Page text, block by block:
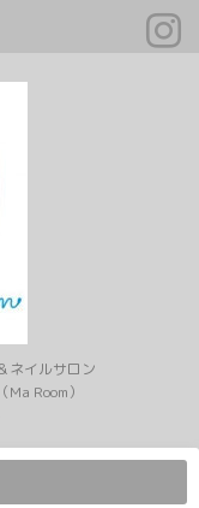
ネイルサロン
Room）